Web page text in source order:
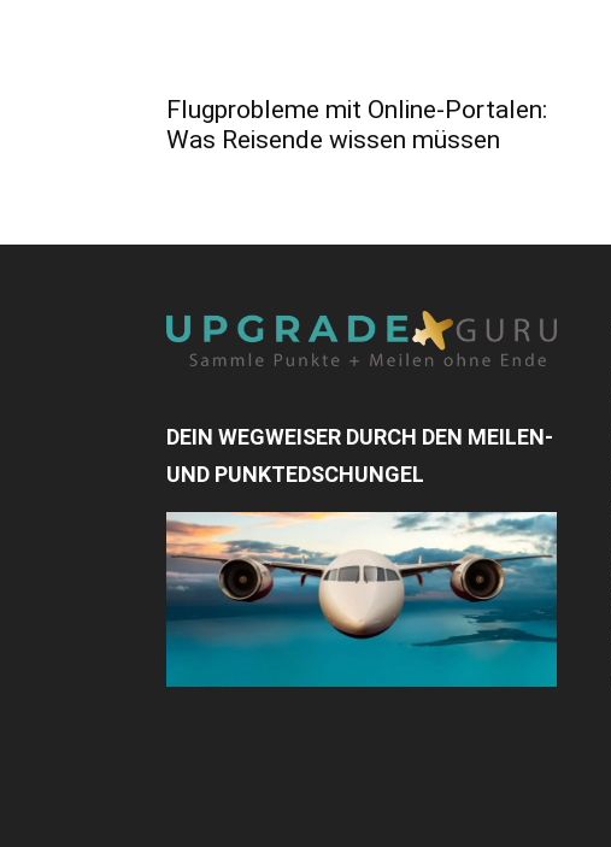
Flugprobleme mit Online-Portalen:
Was Reisende wissen müssen
DEIN WEGWEISER DURCH DEN MEILEN-
UND PUNKTEDSCHUNGEL